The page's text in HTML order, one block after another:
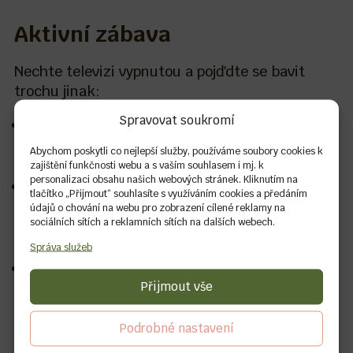
Spravovat soukromí
Abychom poskytli co nejlepší služby, používáme soubory cookies k
zajištění funkčnosti webu a s vaším souhlasem i mj. k
personalizaci obsahu našich webových stránek. Kliknutím na
tlačítko „Přijmout“ souhlasíte s využíváním cookies a předáním
údajů o chování na webu pro zobrazení cílené reklamy na
sociálních sítích a reklamních sítích na dalších webech.
Správa služeb
Přijmout vše
Podrobné nastavení
Aktivní zábava
Nechte televizi vypnutou a pojďdte se bavit
trochu jinak:
Taneční party: Udělejte si prostor v obývacím
pokoji a pusťte si obľbené hity. Tanec je nejen
zábavný, ale také skvělě spaluje kalorie.
Společenské hry: Můžete zkusit hry, které
vyžadují pohyb, jako Twister, nebo karaoke
soutěž. Hraní her sbližuje a zároveň udrží
atmosféru veselou.
Venkovní aktivity: Pokud máte možnost,
vyrazte na venkovní procházku nebo zapalte
prskavky na zahradě. Chladný vzduch vám